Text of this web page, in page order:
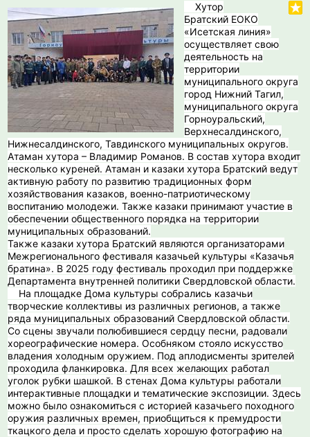
Хутор
Братский ЕОКО
«Исетская линия»
осуществляет свою
деятельность на
территории
муниципального округа
город Нижний Тагил,
муниципального округа
Горноуральский,
Верхнесалдинского,
Нижнесалдинского, Тавдинского муниципальных округов.
Атаман хутора – Владимир Романов. В состав хутора входит
несколько куреней. Атаман и казаки хутора Братский ведут
активную работу по развитию традиционных форм
хозяйствования казаков, военно-патриотическому
воспитанию молодежи. Также казаки принимают участие в
обеспечении общественного порядка на территории
муниципальных образований.
Также казаки хутора Братский являются организаторами
Межрегионального фестиваля казачьей культуры «Казачья
братина». В 2025 году фестиваль проходил при поддержке
Департамента внутренней политики Свердловской области.
На площадке Дома культуры собрались казачьи
творческие коллективы из различных регионов, а также
ряда муниципальных образований Свердловской области.
Со сцены звучали полюбившиеся сердцу песни, радовали
хореографические номера. Особняком стояло искусство
владения холодным оружием. Под аплодисменты зрителей
проходила фланкировка. Для всех желающих работал
уголок рубки шашкой. В стенах Дома культуры работали
интерактивные площадки и тематические экспозиции. Здесь
можно было ознакомиться с историей казачьего походного
оружия различных времен, приобщиться к премудрости
ткацкого дела и просто сделать хорошую фотографию на